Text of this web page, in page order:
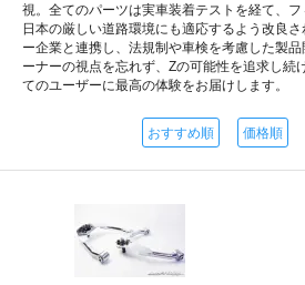
視。全てのパーツは実車装着テストを経て、フ
日本の厳しい道路環境にも適応するよう改良
ー企業と連携し、法規制や車検を考慮した製
ーナーの視点を忘れず、Zの可能性を追求し続
てのユーザーに最高の体験をお届けします。
おすすめ順 価格順